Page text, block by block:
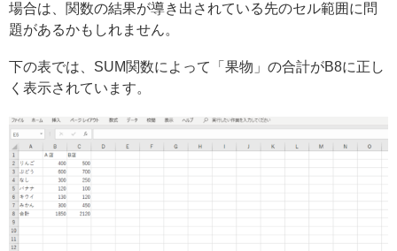
場合は、関数の結果が導き出されている先のセル範囲に問
題があるかもしれません。
下の表では、SUM関数によって「果物」の合計がB8に正し
く表示されています。